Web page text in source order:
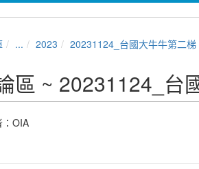
... 2023 20231124_台國大牛牛第二梯
區 ~ 20231124_台
OIA